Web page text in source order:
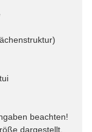
beachten!
dargestellt.